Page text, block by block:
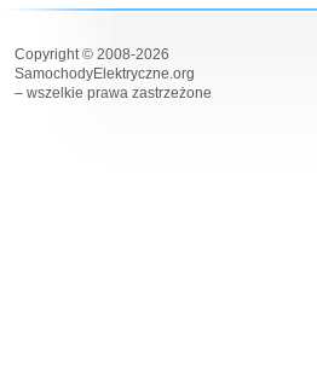
Copyright © 2008-2026
SamochodyElektryczne.org
– wszelkie prawa zastrzeżone